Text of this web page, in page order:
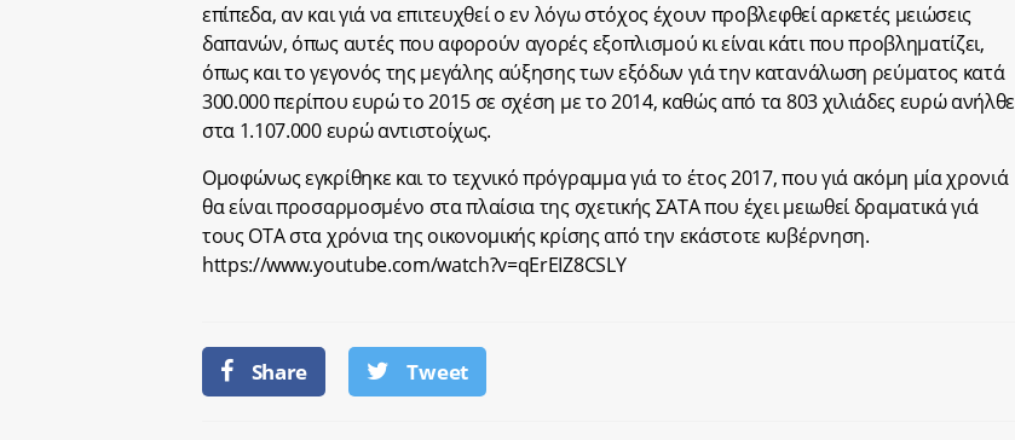
επίπεδα, αν και γιά να επιτευχθεί ο εν λόγω στόχος έχουν προβλεφθεί αρκετές μειώσεις
δαπανών, όπως αυτές που αφορούν αγορές εξοπλισμού κι είναι κάτι που προβληματίζει,
όπως και το γεγονός της μεγάλης αύξησης των εξόδων γιά την κατανάλωση ρεύματος κατά
300.000 περίπου ευρώ το 2015 σε σχέση με το 2014, καθώς από τα 803 χιλιάδες ευρώ ανήλθε
στα 1.107.000 ευρώ αντιστοίχως.
Ομοφώνως εγκρίθηκε και το τεχνικό πρόγραμμα γιά το έτος 2017, που γιά ακόμη μία χρονιά
θα είναι προσαρμοσμένο στα πλαίσια της σχετικής ΣΑΤΑ που έχει μειωθεί δραματικά γιά
τους ΟΤΑ στα χρόνια της οικονομικής κρίσης από την εκάστοτε κυβέρνηση.
https://www.youtube.com/watch?v=qErEIZ8CSLY
Share Tweet